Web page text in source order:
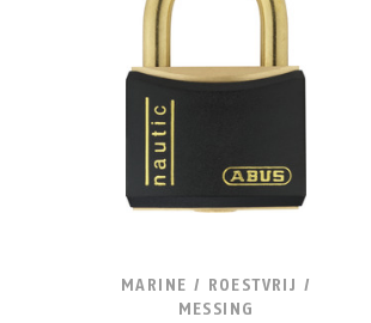
MARINE / ROESTVRIJ /
MESSING